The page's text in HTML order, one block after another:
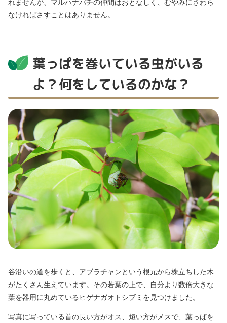
なければさすことはありません。
葉っぱを巻いている虫がいる
よ？何をしているのかな？
谷沿いの道を歩くと、アブラチャンという根元から株立ちした木
がたくさん生えています。その若葉の上で、自分より数倍大きな
葉を器用に丸めているヒゲナガオトシブミを見つけました。
写真に写っている首の長い方がオス、短い方がメスで、葉っぱを